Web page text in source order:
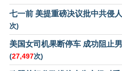
七一前 美提重磅决议批中共侵
次)
美国女司机果断停车 成功阻止
(27,497次)